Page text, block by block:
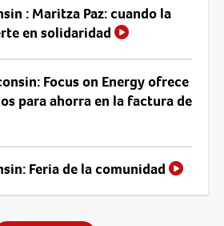
: Maritza Paz: cuando la
en solidaridad
Focus on Energy ofrece
para ahorra en la factura de
Feria de la comunidad